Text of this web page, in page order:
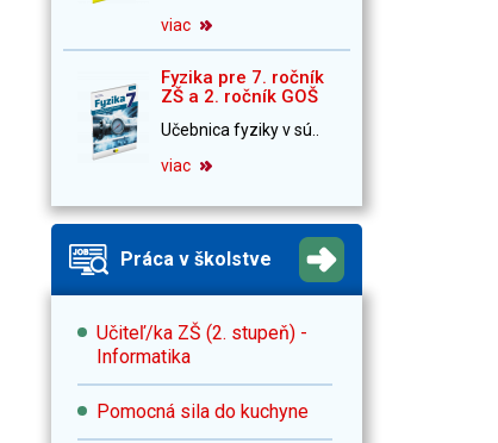
viac
Fyzika pre 7. ročník
ZŠ a 2. ročník GOŠ
Učebnica fyziky v sú..
viac
Práca v školstve
Učiteľ/ka ZŠ (2. stupeň) -
Informatika
Pomocná sila do kuchyne